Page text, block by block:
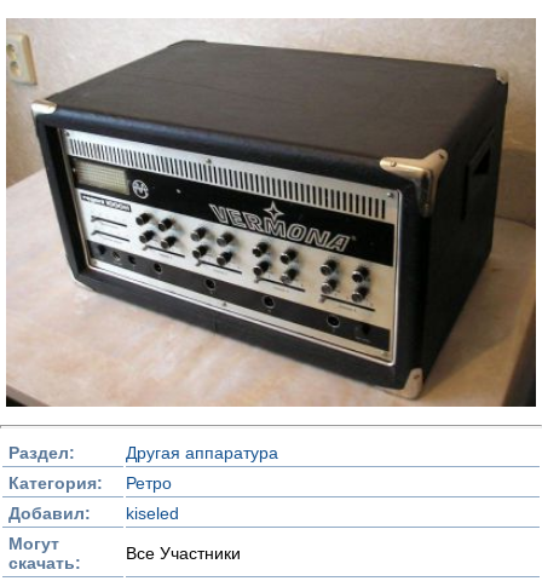
Раздел:
Другая аппаратура
Категория:
Ретро
Добавил:
kiseled
Могут
скачать:
Все Участники